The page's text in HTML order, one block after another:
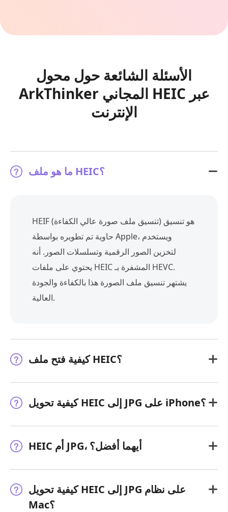
الأسئلة الشائعة حول محول
ArkThinker المجاني HEIC عبر
الإنترنت
ما هو ملف HEIC؟
HEIF (تنسيق ملف صورة عالي الكفاءة) هو تنسيق
حاوية تم تطويره بواسطة Apple، ويستخدم
لتخزين الصور الرقمية وتسلسلات الصور. أنه
يحتوي على ملفات HEIC المشفرة بـ HEVC.
يشتهر تنسيق ملف الصورة هذا بالكفاءة والجودة
العالية.
كيفية فتح ملف HEIC؟
كيفية تحويل HEIC إلى JPG على iPhone؟
HEIC أم JPG، أيهما أفضل؟
كيفية تحويل HEIC إلى JPG على نظام
Mac؟